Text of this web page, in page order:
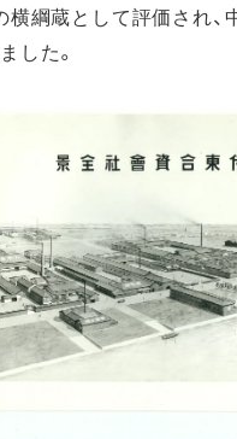
横綱蔵として評価され
した。